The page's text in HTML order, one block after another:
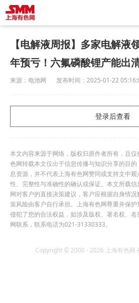
【电解液周报】多家电解液
年预亏！六氟磷酸锂产能出
来源： 电池网 发布时间： 2025-01-22
登录后查看
本文内容来源于网络，版权归原作者所有，且
色网转载本文仅出于信息传播与知识分享的目
息资源，并不代表上海有色网赞同或支持文中
性、完整性与准确性的确认或保证。本文所载
网对客户的直接决策建议，客户应根据自身情
策风险由客户自行承担。上海有色网尊重并保
侵犯了您的合法权益，如涉及版权、署名权、
网联系，联系电话为021-31330333。
Copyright © 2000 - 2026 上海有色网